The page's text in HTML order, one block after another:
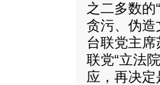
之二多数的
贪污、伪造
台联党主席
联党“立法
应，再决